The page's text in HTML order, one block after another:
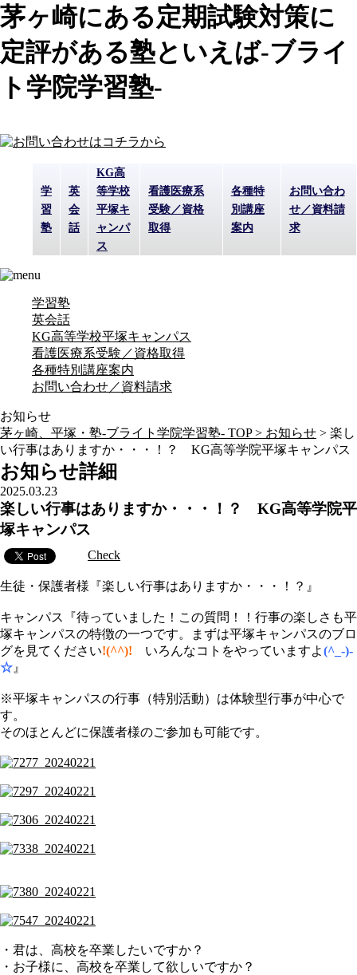
茅ヶ崎にある定期試験対策に
定評がある塾といえば-ブライ
ト学院学習塾-
学
習
塾
英
会
話
KG高
等学校
平塚キ
ャンパ
ス
看護医療系
受験／資格
取得
各種特
別講座
案内
お問い合わ
せ／資料請
求
学習塾
英会話
KG高等学校平塚キャンパス
看護医療系受験／資格取得
各種特別講座案内
お問い合わせ／資料請求
お知らせ
茅ヶ崎、平塚・塾-ブライト学院学習塾- TOP > お知らせ > 楽し
い行事はありますか・・・！？ KG高等学院平塚キャンパス
お知らせ詳細
2025.03.23
楽しい行事はありますか・・・！？ KG高等学院平
塚キャンパス
Check
生徒・保護者様『楽しい行事はありますか・・・！？』
キャンパス『待っていました！この質問！！行事の楽しさも平
塚キャンパスの特徴の一つです。まずは平塚キャンパスのブロ
グを見てください!(^^)! いろんなコトをやっていますよ(^_-)-
☆ 』
※平塚キャンパスの行事（特別活動）は体験型行事が中心で
す。
そのほとんどに保護者様のご参加も可能です。
・君は、高校を卒業したいですか？
・お子様に、高校を卒業して欲しいですか？